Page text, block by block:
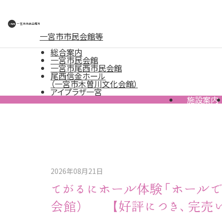
一宮市市民会館等
総合案内
一宮市民会館
一宮市尾西市民会館
尾西信金ホール
（一宮市木曽川文化会館）
アイプラザ一宮
施設案内
てがるにホール体験「ホール
会館） 【好評につき、完売い
2026年08月21日